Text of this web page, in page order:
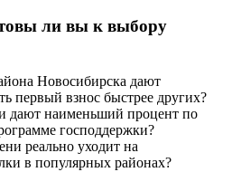
ли вы к выбору
Новосибирска дают
первый взнос быстрее других?
дают наименьший процент по
господдержки?
реально уходит на
в популярных районах?